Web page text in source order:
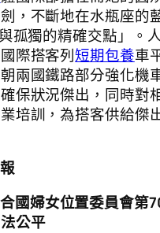
，不斷地在水瓶座的
孤獨的精確交點」。
際搭客列短期包養車
兩國鐵路部分強化機
保狀況傑出，同時對
培訓，為搭客供給傑
國婦女位置委員會第
公平